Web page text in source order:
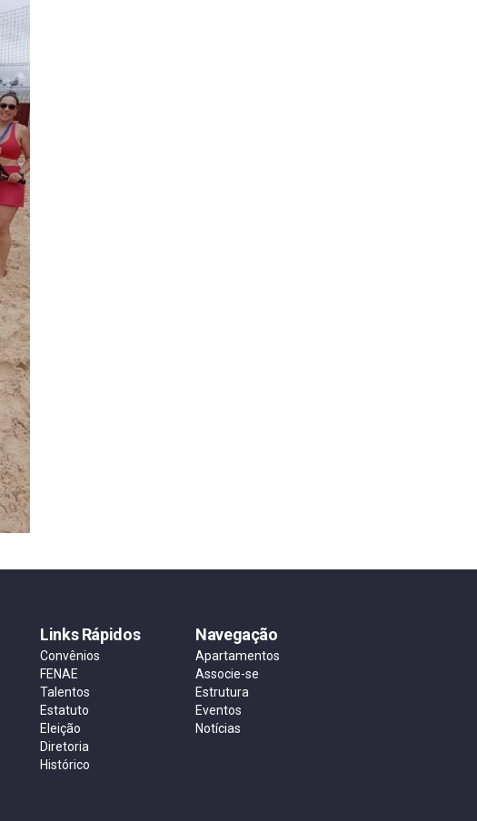
Links Rápidos
Convênios
FENAE
Talentos
Estatuto
Eleição
Diretoria
Histórico
Navegação
Apartamentos
Associe-se
Estrutura
Eventos
Notícias